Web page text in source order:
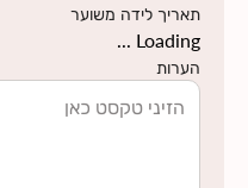
תאריך לידה משוער
Loading ...
הערות